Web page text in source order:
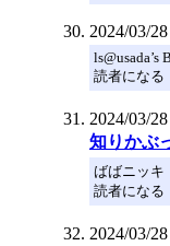
2024/03/
ls@usada’s
読者になる
2024/03/
知りか
ばばニッ
読者になる
2024/03/